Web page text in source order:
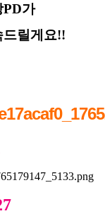
PD가
드릴게요!!